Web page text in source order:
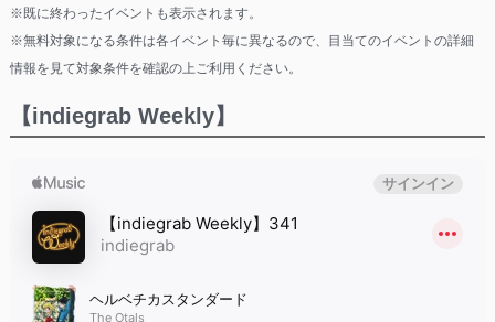
※既に終わったイベントも表示されます。
※無料対象になる条件は各イベント毎に異なるので、目当てのイベントの詳細
情報を見て対象条件を確認の上ご利用ください。
【indiegrab Weekly】